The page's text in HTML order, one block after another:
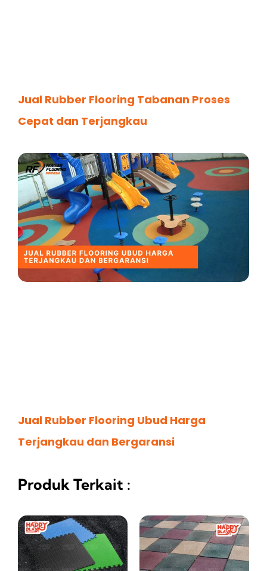
Jual Rubber Flooring Tabanan Proses
Cepat dan Terjangkau
Jual Rubber Flooring Ubud Harga
Terjangkau dan Bergaransi
Produk Terkait :